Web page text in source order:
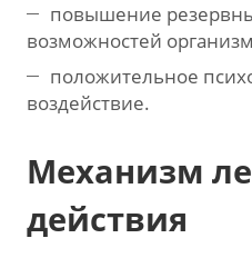
повышение
возможностей
положительное
воздействие.
Механизм
действия